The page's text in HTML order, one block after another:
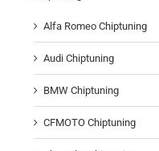
Alfa Romeo Chiptuning
Audi Chiptuning
BMW Chiptuning
CFMOTO Chiptuning